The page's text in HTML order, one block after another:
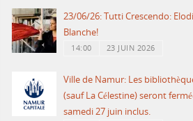
23/06/26: Tutti Crescendo:
Blanche!
14:00 23 JUIN 2026
Ville de Namur: Les
(sauf La Célestine) seront
samedi 27 juin inclus.